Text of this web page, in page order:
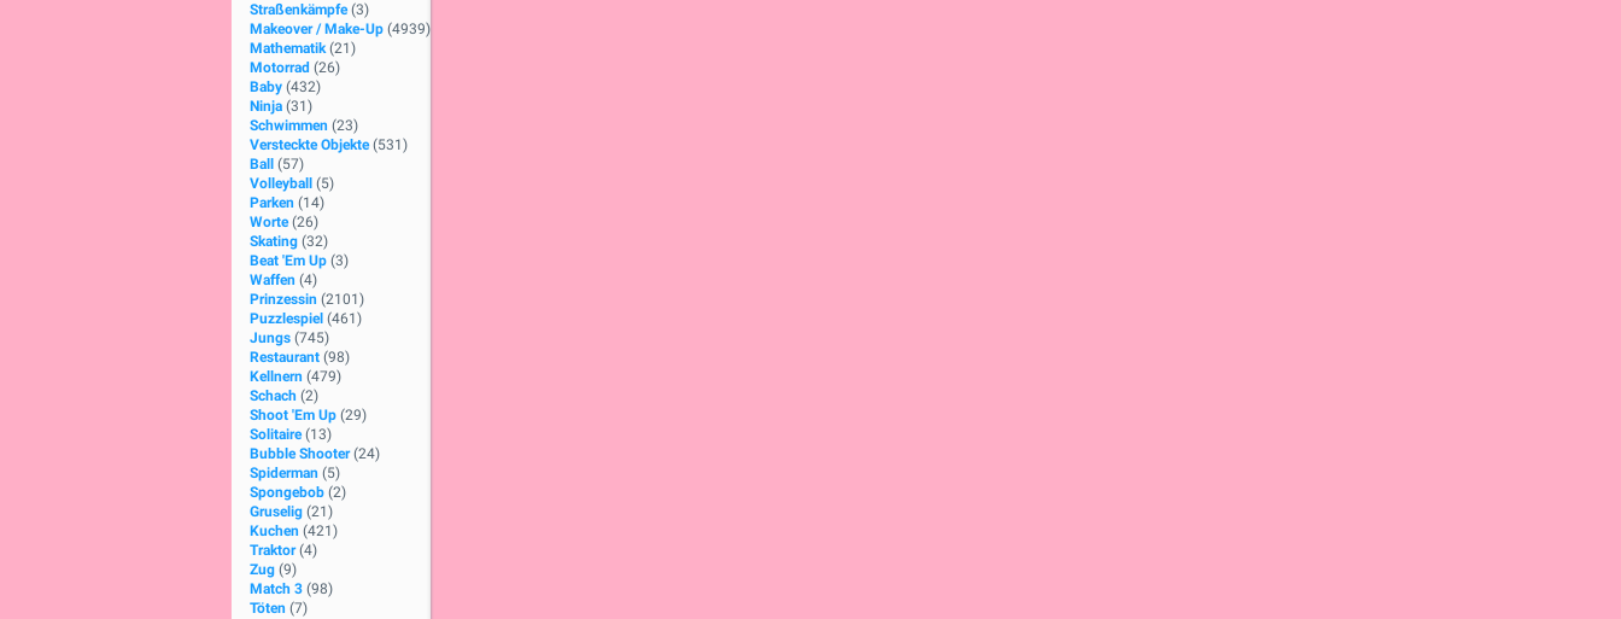
Straßenkämpfe (3)
Makeover / Make-Up (4939)
Mathematik (21)
Motorrad (26)
Baby (432)
Ninja (31)
Schwimmen (23)
Versteckte Objekte (531)
Ball
(57)
Volleyball
(5)
Parken (14)
Worte (26)
Skating (32)
Beat 'Em Up (3)
Waffen (4)
Prinzessin (2101)
Puzzlespiel (461)
Jungs (745)
Restaurant (98)
Kellnern (479)
Schach (2)
Shoot 'Em Up (29)
Solitaire (13)
Bubble Shooter (24)
Spiderman (5)
Spongebob (2)
Gruselig (21)
Kuchen (421)
Traktor (4)
Zug (9)
Match 3 (98)
Töten (7)